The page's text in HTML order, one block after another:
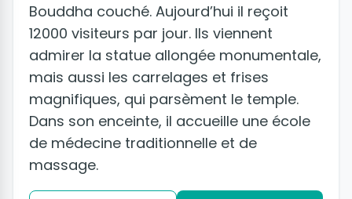
Bouddha couché. Aujourd’hui il reçoit
12000 visiteurs par jour. Ils viennent
admirer la statue allongée monumentale,
mais aussi les carrelages et frises
magnifiques, qui parsèment le temple.
Dans son enceinte, il accueille une école
de médecine traditionnelle et de
massage.